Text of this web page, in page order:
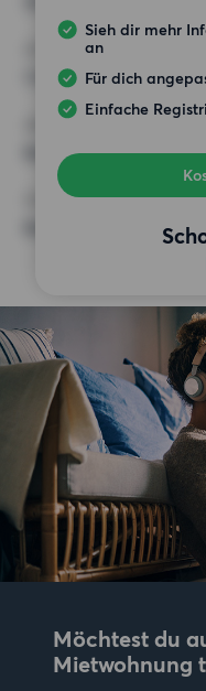
Sieh dir mehr
an
Für dich
Einfache
HÖCHSTMIETE (KALTMIETE)
1 100 EUR
Keine besonderen
SONSTIGE PRÄFERENZEN
Keine bestimmten
Möchtest du
Mietwohnung